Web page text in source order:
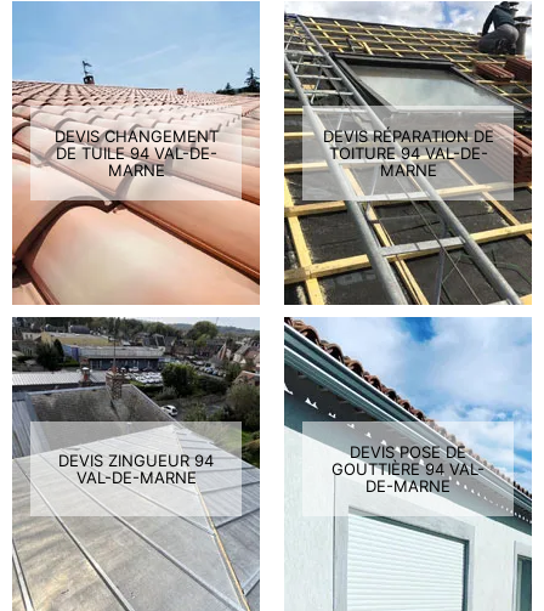
DEVIS CHANGEMENT
DE TUILE 94 VAL-DE-
MARNE
DEVIS RÉPARATION DE
TOITURE 94 VAL-DE-
MARNE
DEVIS ZINGUEUR 94
VAL-DE-MARNE
DEVIS POSE DE
GOUTTIÈRE 94 VAL-
DE-MARNE